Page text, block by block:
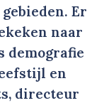
Er
naar
demografie
en
directeur